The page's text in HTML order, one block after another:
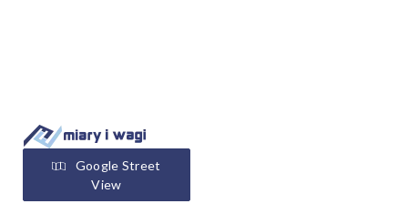
Google Street
View